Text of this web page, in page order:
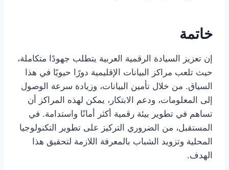
خاتمة
إن تعزيز السيادة الرقمية العربية يتطلب جهودًا متكاملة،
حيث تلعب مراكز البيانات الإقليمية دورًا حيويًا في هذا
السياق. من خلال تأمين البيانات، وزيادة سرعة الوصول
إلى المعلومات، ودعم الابتكار، يمكن لهذه المراكز أن
تساهم في تطوير بيئة رقمية أكثر أمانًا واستدامة. في
المستقبل، من الضروري التركيز على تطوير التكنولوجيا
المحلية وتزويد الشباب بالمعرفة اللازمة لتحقيق هذا
الهدف.